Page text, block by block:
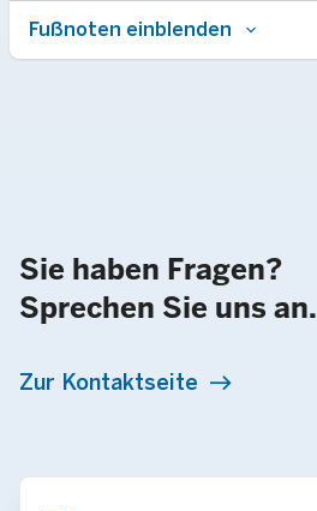
Fußnoten einblenden
Sie haben Fragen?
Sprechen Sie uns an.
Zur Kontaktseite